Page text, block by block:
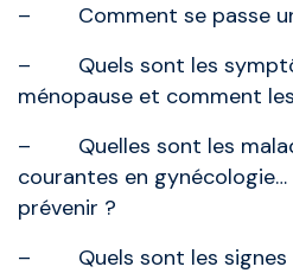
– Comment se passe
– Quels sont les
ménopause et comment
– Quelles sont les
courantes en
prévenir ?
– Quels sont les signes